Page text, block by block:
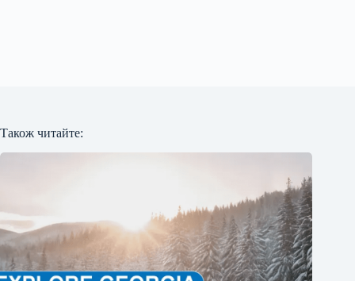
Також читайте: